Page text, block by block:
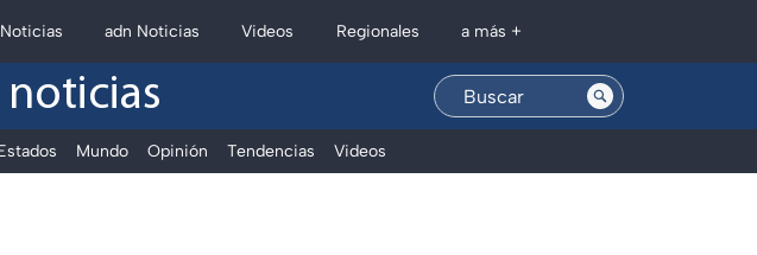
Noticias adn Noticias Videos Regionales a más +
noticias
Mundo Opinión Tendencias Videos